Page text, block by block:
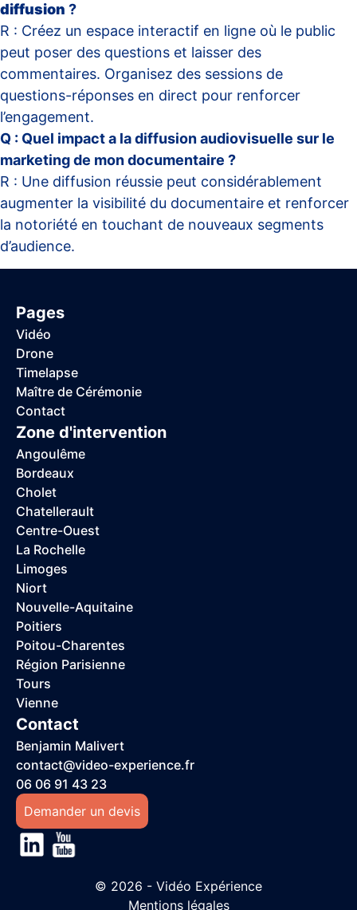
diffusion ?
R : Créez un espace interactif en ligne où le public
peut poser des questions et laisser des
commentaires. Organisez des sessions de
questions-réponses en direct pour renforcer
l’engagement.
Q : Quel impact a la diffusion audiovisuelle sur le
marketing de mon documentaire ?
R : Une diffusion réussie peut considérablement
augmenter la visibilité du documentaire et renforcer
la notoriété en touchant de nouveaux segments
d’audience.
Pages
Vidéo
Drone
Timelapse
Maître de Cérémonie
Contact
Zone d'intervention
Angoulême
Bordeaux
Cholet
Chatellerault
Centre-Ouest
La Rochelle
Limoges
Niort
Nouvelle-Aquitaine
Poitiers
Poitou-Charentes
Région Parisienne
Tours
Vienne
Contact
Benjamin Malivert
contact@video-experience.fr
06 06 91 43 23
Demander un devis
© 2026 - Vidéo Expérience
Mentions légales